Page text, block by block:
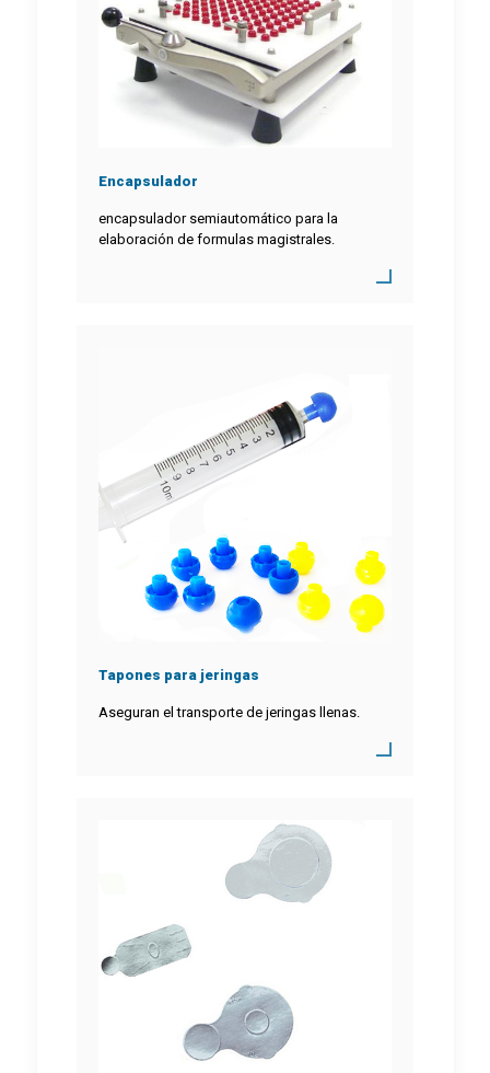
Encapsulador
encapsulador semiautomático para la
elaboración de formulas magistrales.
Tapones para jeringas
Aseguran el transporte de jeringas llenas.